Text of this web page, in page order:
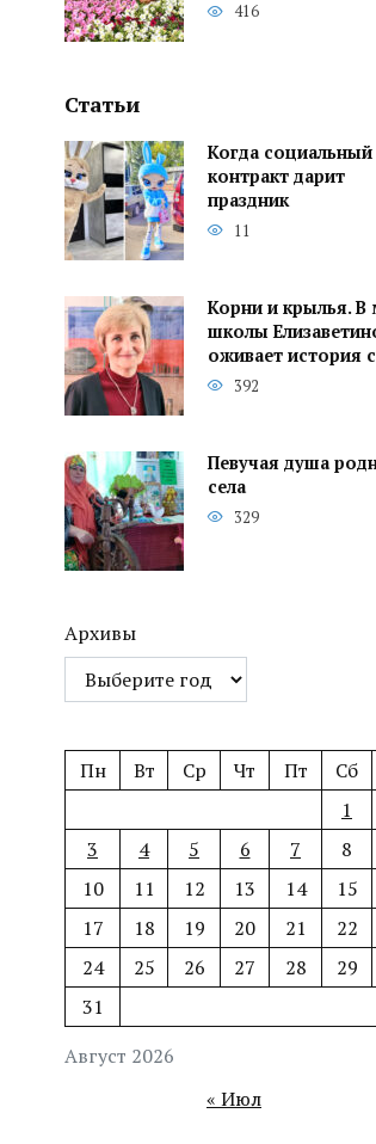
416
Статьи
Когда социальный
контракт дарит
праздник
11
Корни и крылья. В
школы
оживает история
392
Певучая душа
села
329
Архивы
Август 2026
Пн Вт Ср Чт Пт Сб
1
3
4 5 6 7 8
10
11 12 13 14 15
17
18 19 20 21 22
24
25 26 27 28 29
31
« Июл